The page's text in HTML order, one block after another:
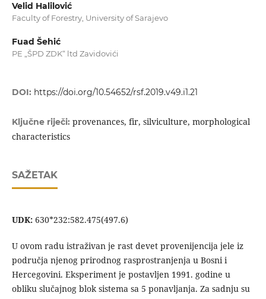
Velid Halilović
Faculty of Forestry, University of Sarajevo
Fuad Šehić
PE „ŠPD ZDK“ ltd Zavidovići
DOI: https://doi.org/10.54652/rsf.2019.v49.i1.21
Ključne riječi: provenances, fir, silviculture, morphological
characteristics
SAŽETAK
UDK: 630*232:582.475(497.6)
U ovom radu istraživan je rast devet provenijencija jele iz
područja njenog prirodnog rasprostranjenja u Bosni i
Hercegovini. Eksperiment je postavljen 1991. godine u
obliku slučajnog blok sistema sa 5 ponavljanja. Za sadnju su